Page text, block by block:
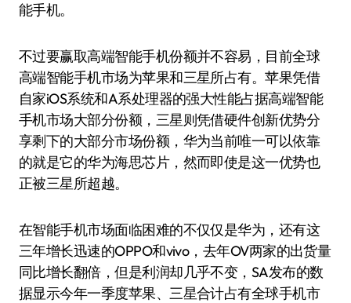
能手机。
不过要赢取高端智能手机份额并不容易，目前全球
高端智能手机市场为苹果和三星所占有。苹果凭借
自家iOS系统和A系处理器的强大性能占据高端智能
手机市场大部分份额，三星则凭借硬件创新优势分
享剩下的大部分市场份额，华为当前唯一可以依靠
的就是它的华为海思芯片，然而即使是这一优势也
正被三星所超越。
在智能手机市场面临困难的不仅仅是华为，还有这
三年增长迅速的OPPO和vivo，去年OV两家的出货量
同比增长翻倍，但是利润却几乎不变，SA发布的数
据显示今年一季度苹果、三星合计占有全球手机市